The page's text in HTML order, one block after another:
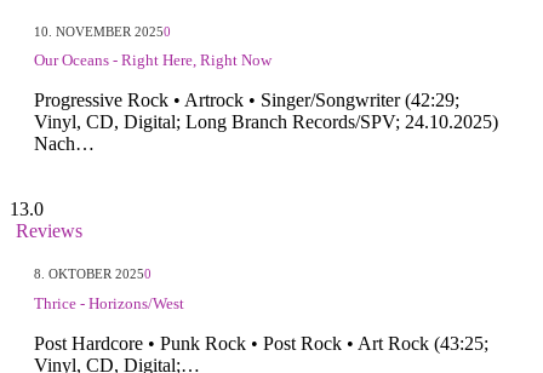
10. NOVEMBER 20250
Our Oceans - Right Here, Right Now
Progressive Rock • Artrock • Singer/Songwriter (42:29;
Vinyl, CD, Digital; Long Branch Records/SPV; 24.10.2025)
Nach…
13.0
Reviews
8. OKTOBER 20250
Thrice - Horizons/West
Post Hardcore • Punk Rock • Post Rock • Art Rock (43:25;
Vinyl, CD, Digital;…